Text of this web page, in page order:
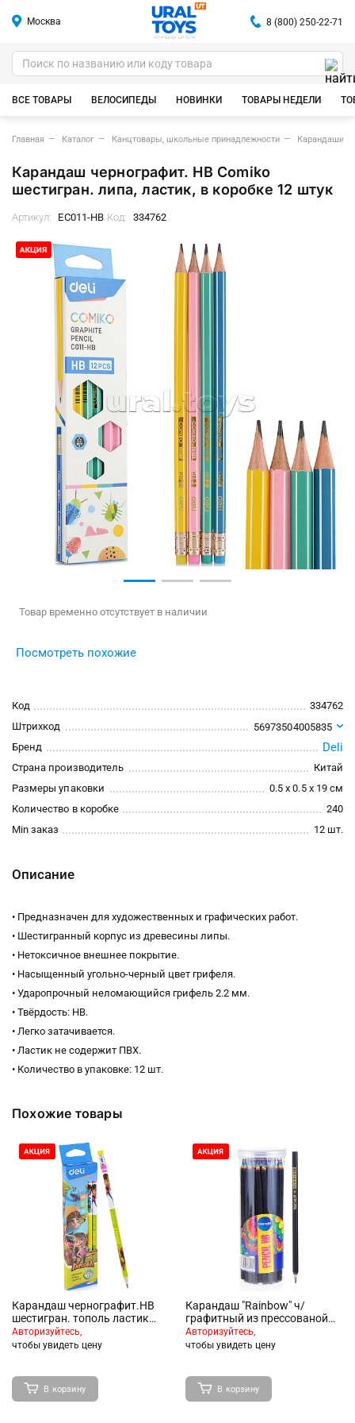
Москва
ИГРУШКИ ОПТОМ
8 (800) 250-22-71
ВСЕ ТОВАРЫ ВЕЛОСИПЕДЫ НОВИНКИ ТОВАРЫ НЕДЕЛИ
Главная Каталог Канцтовары, школьные принадлежности Карандаши
Карандаш чернографит. HB Comiko
шестигран. липа, ластик, в коробке 12 штук
Артикул: EC011-HB Код: 334762
Товар временно отсутствует в наличии
Посмотреть похожие
Код
334762
Штрихкод
56973504005835
Бренд
Deli
Страна производитель
Китай
Размеры упаковки
0.5 x 0.5 x 19 см
Количество в коробке
240
Min заказ
12 шт.
Описание
• Предназначен для художественных и графических работ.
• Шестигранный корпус из древесины липы.
• Нетоксичное внешнее покрытие.
• Насыщенный угольно-черный цвет грифеля.
• Ударопрочный неломающийся грифель 2.2 мм.
• Твёрдость: НВ.
• Легко затачивается.
• Ластик не содержит ПВХ.
• Количество в упаковке: 12 шт.
Похожие товары
Карандаш чернографит.НВ
шестигран. тополь ластик
рисунок детский коробка с
европодве
Авторизуйтесь,
чтобы увидеть цену
В корзину
Карандаш "Rainbow" ч/
графитный из прессованой
бумаги
Авторизуйтесь,
чтобы увидеть цену
В корзину